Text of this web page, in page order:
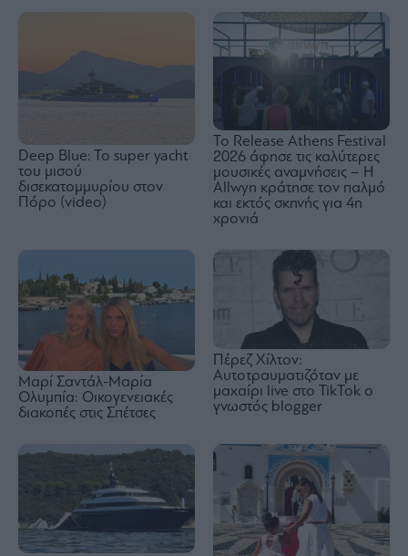
Deep Blue: To super yacht
του μισού
δισεκατομμυρίου στον
Πόρο (video)
Το Release Athens Festival
2026 άφησε τις καλύτερες
μουσικές αναμνήσεις – Η
Allwyn κράτησε τον παλμό
και εκτός σκηνής για 4η
χρονιά
Μαρί Σαντάλ-Μαρία
Ολυμπία: Οικογενειακές
διακοπές στις Σπέτσες
Πέρεζ Χίλτον:
Αυτοτραυματιζόταν με
μαχαίρι live στο TikTok ο
γνωστός blogger